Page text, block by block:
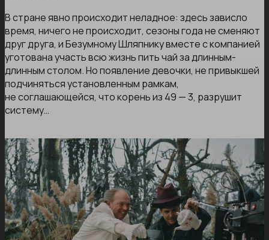
В стране явно происходит неладное: здесь зависло
время, ничего не происходит, сезоны года не сменяют
друг друга, и Безумному Шляпнику вместе с компанией
уготована участь всю жизнь пить чай за длинным-
длинным столом. Но появление девочки, не привыкшей
подчиняться установленным рамкам,
не соглашающейся, что корень из 49 — 3, разрушит
систему…